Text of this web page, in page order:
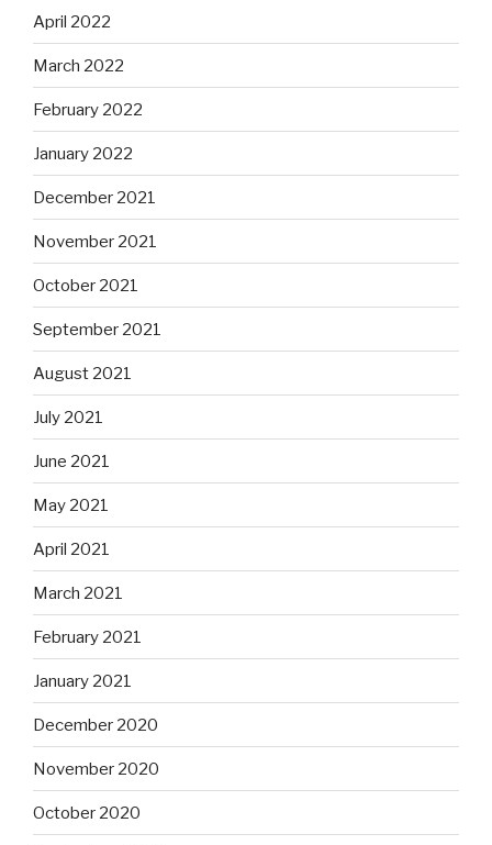
April 2022
March 2022
February 2022
January 2022
December 2021
November 2021
October 2021
September 2021
August 2021
July 2021
June 2021
May 2021
April 2021
March 2021
February 2021
January 2021
December 2020
November 2020
October 2020